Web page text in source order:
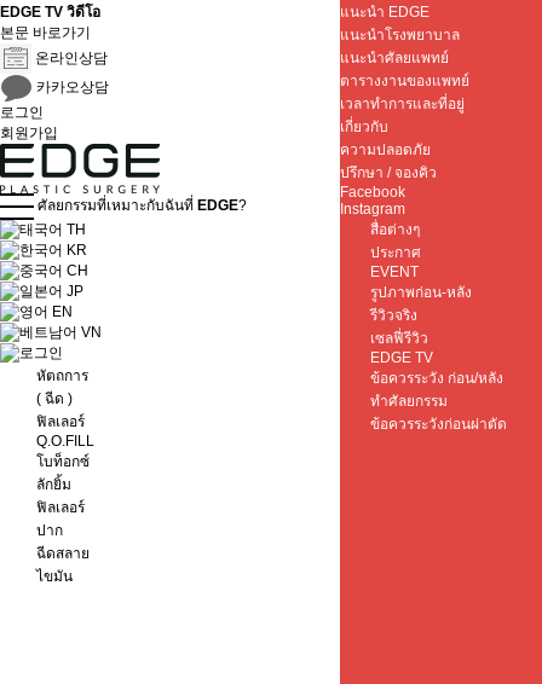
EDGE TV วิดีโอ
본문 바로가기
온라인상담
카카오상담
로그인
회원가입
ศัลยกรรมที่เหมาะกับฉันที่ EDGE?
TH
KR
CH
JP
EN
VN
หัตถการ
( ฉีด )
ฟิลเลอร์
Q.O.FILL
โบท็อกซ์
ลักยิ้ม
ฟิลเลอร์
ปาก
ฉีดสลาย
ไขมัน
แนะนำ EDGE
แนะนำโรงพยาบาล
แนะนำศัลยแพทย์
ตารางงานของแพทย์
เวลาทำการและที่อยู่
เกี่ยวกับ
ความปลอดภัย
ปรึกษา / จองคิว
Facebook
Instagram
สื่อต่างๆ
ประกาศ
EVENT
รูปภาพก่อน-หลัง
รีวิวจริง
เซลฟี่รีวิว
EDGE TV
ข้อควรระวัง ก่อน/หลัง
ทำศัลยกรรม
ข้อควรระวังก่อนผ่าตัด